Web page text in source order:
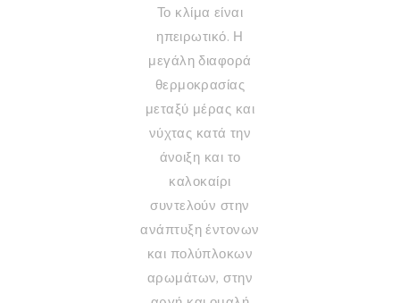
Το κλίμα είναι
ηπειρωτικό. Η
μεγάλη διαφορά
θερμοκρασίας
μεταξύ μέρας και
νύχτας κατά την
άνοιξη και το
καλοκαίρι
συντελούν στην
ανάπτυξη έντονων
και πολύπλοκων
αρωμάτων, στην